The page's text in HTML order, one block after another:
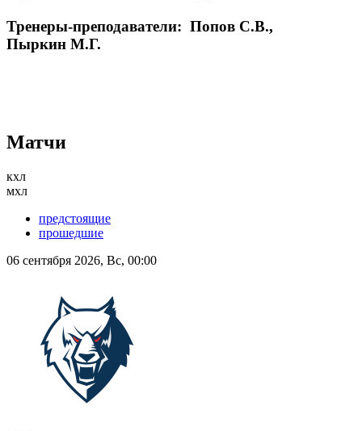
Тренеры-преподаватели: Попов С.В.,
Пыркин М.Г.
Матчи
кхл
мхл
предстоящие
прошедшие
06 сентября 2026, Вс, 00:00